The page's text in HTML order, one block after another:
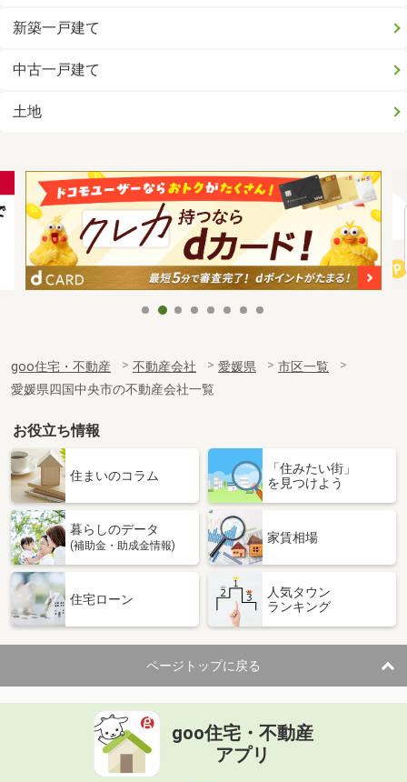
新築一戸建て
中古一戸建て
土地
goo住宅・不動産 不動産会社 愛媛県
市区一覧
愛媛県四国中央市の不動産会社一覧
お役立ち情報
住まいのコラム
「住みたい街」
を見つけよう
暮らしのデータ
(補助金・助成金情報)
家賃相場
住宅ローン
人気タウン
ランキング
ページトップに戻る
goo住宅・不動産
アプリ